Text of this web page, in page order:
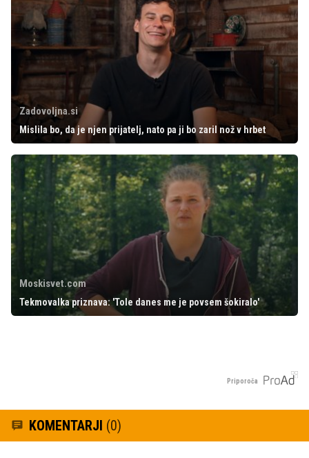
Zadovoljna.si
Mislila bo, da je njen prijatelj, nato pa ji bo zaril nož v hrbet
Moskisvet.com
Tekmovalka priznava: 'Tole danes me je povsem šokiralo'
Priporoča
KOMENTARJI (0)